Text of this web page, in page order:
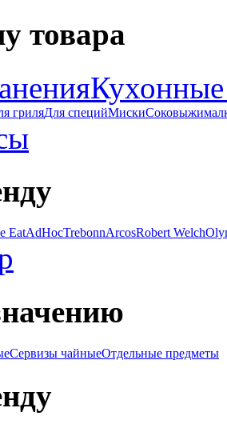
товара
гриляДля специйМиски
EatAdHocTrebonnArcosRobert Welch
Сервизы чайныеОтдельные предметы